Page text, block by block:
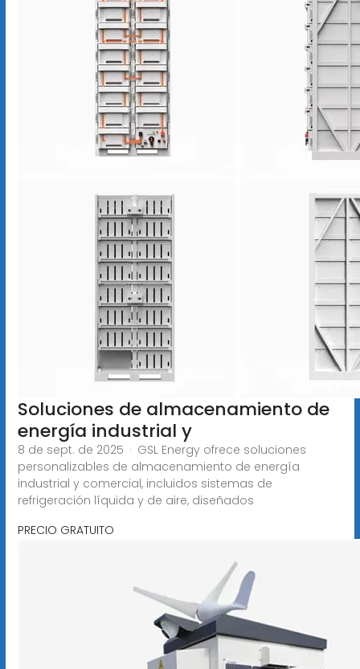
Soluciones de almacenamiento de
energía industrial y
8 de sept. de 2025 · GSL Energy ofrece soluciones
personalizables de almacenamiento de energía
industrial y comercial, incluidos sistemas de
refrigeración líquida y de aire, diseñados
PRECIO GRATUITO